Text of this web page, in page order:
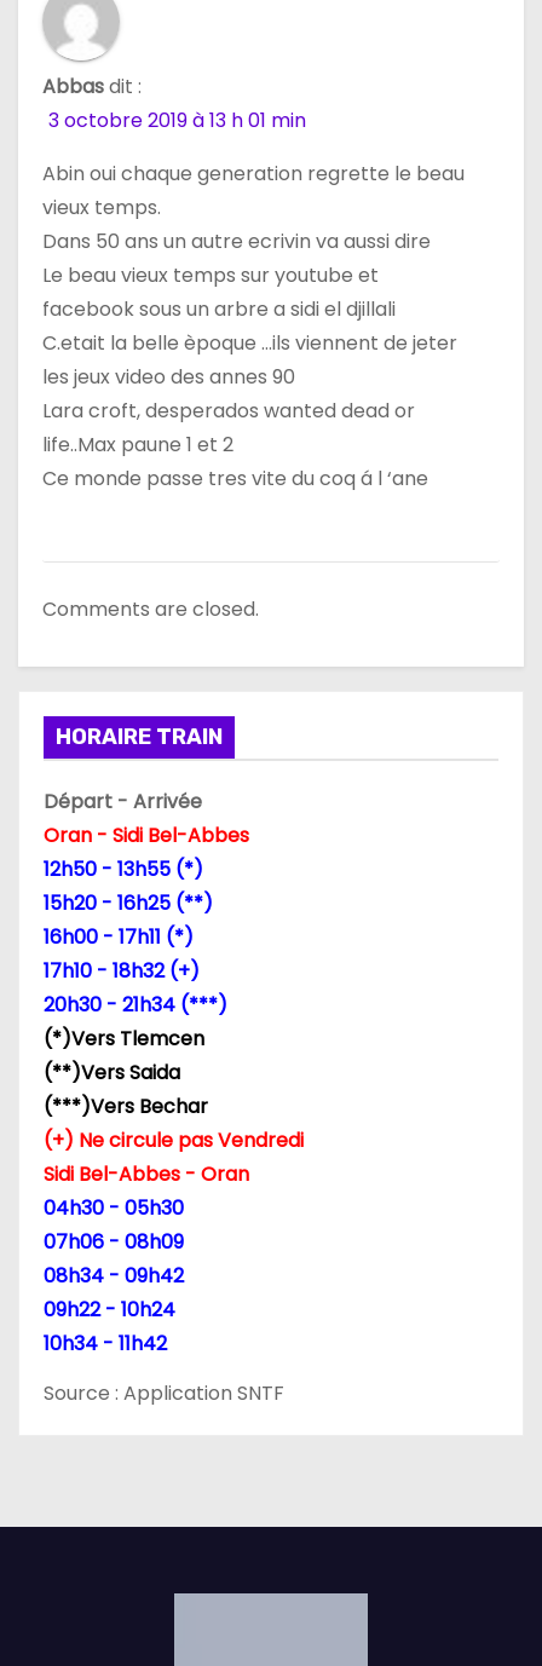
e
a
r
t
c
Abbasdit :
3 octobre 2019 à 13 h 01 min
Abin oui chaque generation regrette le beau
vieux temps.
Dans 50 ans un autre ecrivin va aussi dire
Le beau vieux temps sur youtube et
facebook sous un arbre a sidi el djillali
C.etait la belle èpoque …ils viennent de jeter
les jeux video des annes 90
Lara croft, desperados wanted dead or
life..Max paune 1 et 2
Ce monde passe tres vite du coq á l ‘ane
Comments are closed.
HORAIRE TRAIN
Départ - Arrivée
Oran - Sidi Bel-Abbes
12h50 - 13h55 (*)
15h20 - 16h25 (**)
16h00 - 17h11 (*)
17h10 - 18h32 (+)
20h30 - 21h34 (***)
(*)Vers Tlemcen
(**)Vers Saida
(***)Vers Bechar
(+) Ne circule pas Vendredi
Sidi Bel-Abbes - Oran
04h30 - 05h30
07h06 - 08h09
08h34 - 09h42
09h22 - 10h24
10h34 - 11h42
Source : Application SNTF